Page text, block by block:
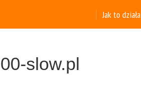
Jak to działa
slow.pl